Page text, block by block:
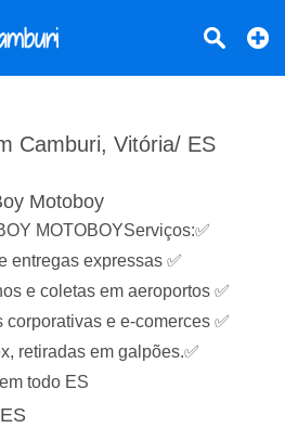
Camburi, Vitória/ ES
Motoboy
MOTOBOYServiços:✅
entregas expressas ✅
e coletas em aeroportos ✅
corporativas e e-comerces ✅
retiradas em galpões.✅
todo ES